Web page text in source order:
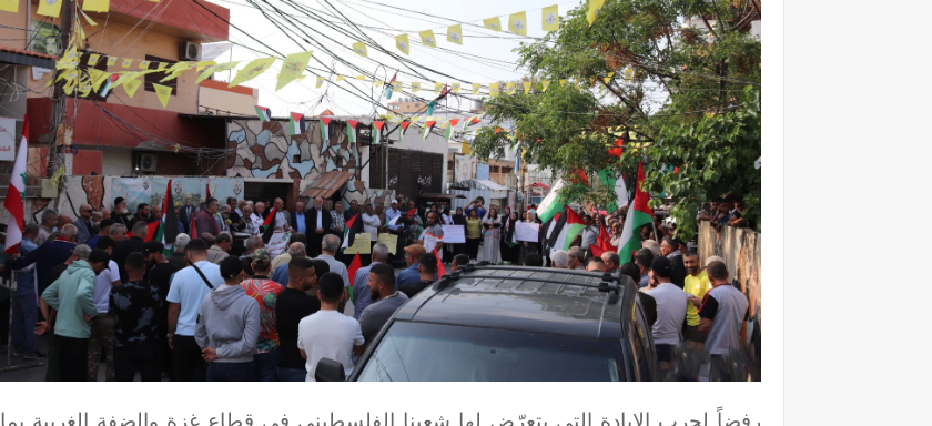
رفضاً لحرب الابادة التي يتعرّض لها شعبنا الفلسطيني في قطاع غزة والضفة الغربية بما